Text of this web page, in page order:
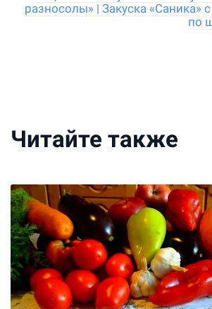
разносолы» | Закуска «Саника»
по
Читайте также